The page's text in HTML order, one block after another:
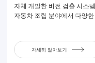
자체 개발한 비전 검출 시스
자동차 조립 분야에서 다양
자세히 알아보기